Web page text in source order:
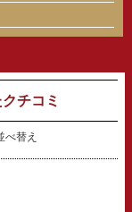
チコミ
べ替え